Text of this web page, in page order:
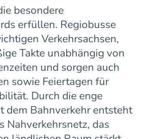
besondere
erfüllen. Regiobusse
Verkehrsachsen,
Takte unabhängig von
und sorgen auch
sowie Feiertagen für
Durch die enge
dem Bahnverkehr entsteht
Nahverkehrsnetz, das